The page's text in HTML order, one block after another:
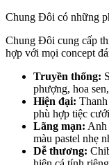
Chung Đôi có những
Chung Đôi cung cấp
hợp với mọi concept
Truyền thống:
phượng, hoa
Hiện đại:
phù hợp tiệc
Lãng mạn: Anh
màu pastel nhẹ
Dễ thương: